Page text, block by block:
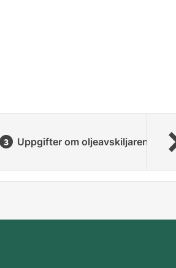
Uppgifter om oljeavskiljaren